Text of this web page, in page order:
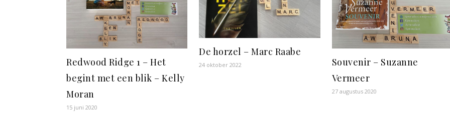
Redwood Ridge 1 – Het
begint met een blik – Kelly
Moran
15 juni 2020
De horzel – Marc Raabe
24 oktober 2022
Souvenir – Suzanne
Vermeer
27 augustus 2020